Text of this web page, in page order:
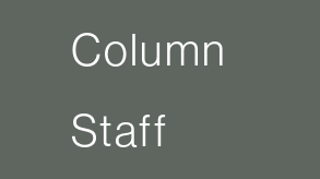
Column
Staff